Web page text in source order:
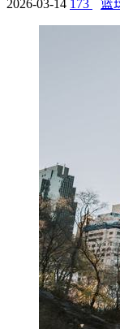
2026-03-14 173 篮